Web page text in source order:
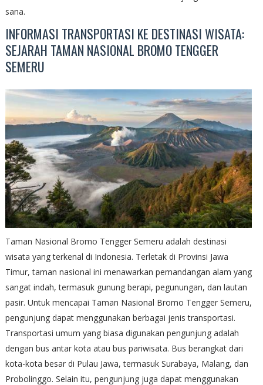
sana.
INFORMASI TRANSPORTASI KE DESTINASI WISATA:
SEJARAH TAMAN NASIONAL BROMO TENGGER
SEMERU
Taman Nasional Bromo Tengger Semeru adalah destinasi
wisata yang terkenal di Indonesia. Terletak di Provinsi Jawa
Timur, taman nasional ini menawarkan pemandangan alam yang
sangat indah, termasuk gunung berapi, pegunungan, dan lautan
pasir. Untuk mencapai Taman Nasional Bromo Tengger Semeru,
pengunjung dapat menggunakan berbagai jenis transportasi.
Transportasi umum yang biasa digunakan pengunjung adalah
dengan bus antar kota atau bus pariwisata. Bus berangkat dari
kota-kota besar di Pulau Jawa, termasuk Surabaya, Malang, dan
Probolinggo. Selain itu, pengunjung juga dapat menggunakan